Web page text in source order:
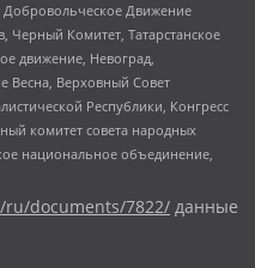
Добровольческое Движение
Черный Комитет, Татарстанское
движение, Невоград,
Весна, Верховный Совет
Республики, Конгресс
комитет совета народных
национальное объединение,
documents/7822/ данные